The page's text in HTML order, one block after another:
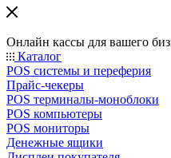
Онлайн кассы для вашего
Каталог
POS системы и переферия
Прайс-чекеры
POS терминалы-моноблоки
POS компьютеры
POS мониторы
Денежные ящики